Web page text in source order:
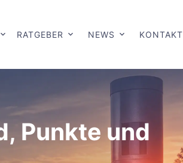
RATGEBER NEWS KONTAKT
Punkte und